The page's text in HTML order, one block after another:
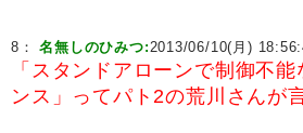
8：名無しのひみつ:2013/06/10(月)
「スタンドアローンで制御不
ンス」ってパト2の荒川さんが